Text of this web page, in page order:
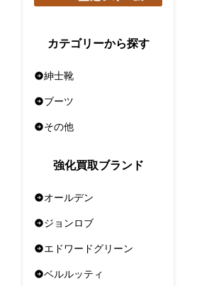
カテゴリーから探す
紳士靴
ブーツ
その他
強化買取ブランド
オールデン
ジョンロブ
エドワードグリーン
ベルルッティ